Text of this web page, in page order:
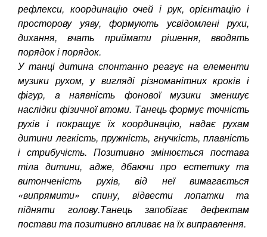
рефлекси, координацію очей і рук, орієнтацію і
просторову уяву, формують усвідомлені рухи,
дихання, вчать приймати рішення, вводять
порядок і порядок.
У танці дитина спонтанно реагує на елементи
музики рухом, у вигляді різноманітних кроків і
фігур, а наявність фонової музики зменшує
наслідки фізичної втоми. Танець формує точність
рухів і покращує їх координацію, надає рухам
дитини легкість, пружність, гнучкість, плавність
і стрибучість. Позитивно змінюється постава
тіла дитини, адже, дбаючи про естетику та
витонченість рухів, від неї вимагається
«випрямити» спину, відвести лопатки та
підняти голову.Танець запобігає дефектам
постави та позитивно впливає на їх виправлення.